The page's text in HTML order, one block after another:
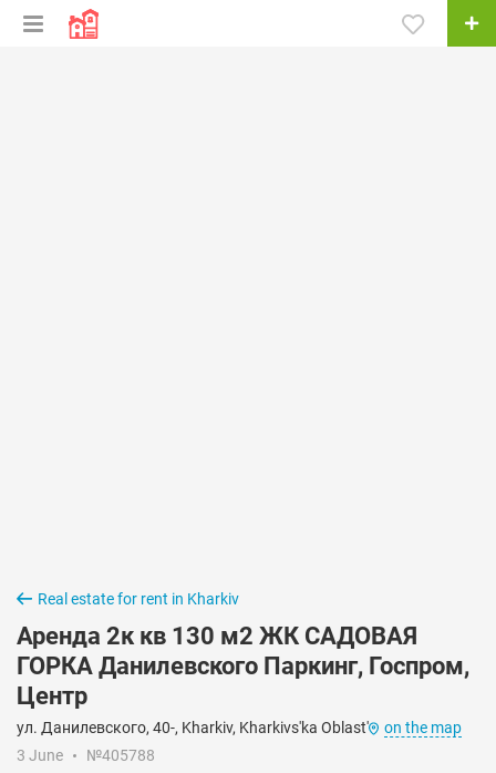
Real estate for rent in Kharkiv
Аренда 2к кв 130 м2 ЖК САДОВАЯ
ГОРКА Данилевского Паркинг, Госпром,
Центр
ул. Данилевского, 40-, Kharkiv, Kharkivs'ka Oblast'
on the map
3 June
№405788